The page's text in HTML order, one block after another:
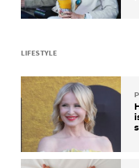
LIFESTYLE